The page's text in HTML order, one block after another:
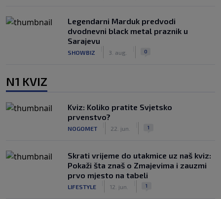
Legendarni Marduk predvodi
dvodnevni black metal praznik u
Sarajevu
SHOWBIZ 3. aug. 0
N1 KVIZ
Kviz: Koliko pratite Svjetsko
prvenstvo?
NOGOMET 22. jun. 1
Skrati vrijeme do utakmice uz naš kviz:
Pokaži šta znaš o Zmajevima i zauzmi
prvo mjesto na tabeli
LIFESTYLE 12. jun. 1